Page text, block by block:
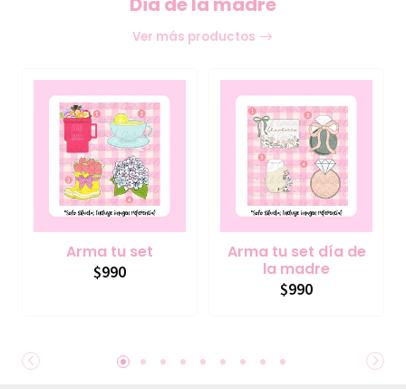
Ver más productos
Arma tu set
$990
Arma tu set día de
la madre
$990